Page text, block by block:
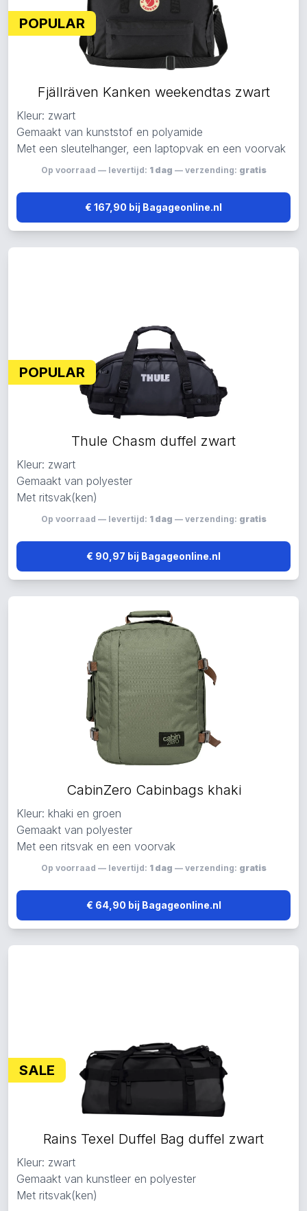
POPULAR
Fjällräven Kanken weekendtas zwart
Kleur: zwart
Gemaakt van kunststof en polyamide
Met een sleutelhanger, een laptopvak en een voorvak
Op voorraad — levertijd: 1 dag — verzending: gratis
€ 167,90 bij Bagageonline.nl
POPULAR
Thule Chasm duffel zwart
Kleur: zwart
Gemaakt van polyester
Met ritsvak(ken)
Op voorraad — levertijd: 1 dag — verzending: gratis
€ 90,97 bij Bagageonline.nl
CabinZero Cabinbags khaki
Kleur: khaki en groen
Gemaakt van polyester
Met een ritsvak en een voorvak
Op voorraad — levertijd: 1 dag — verzending: gratis
€ 64,90 bij Bagageonline.nl
SALE
Rains Texel Duffel Bag duffel zwart
Kleur: zwart
Gemaakt van kunstleer en polyester
Met ritsvak(ken)